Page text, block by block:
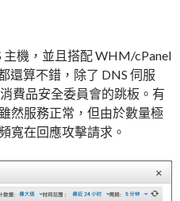
主機，並且搭配 WHM/cPanel
還算不錯，除了 DNS 伺服
費品安全委員會的跳板。有
然服務正常，但由於數量極
寬在回應攻擊請求。